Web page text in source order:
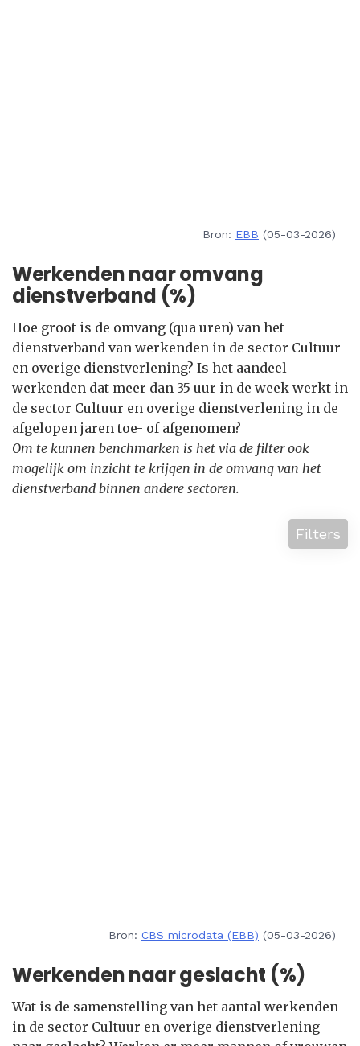
Bron: EBB (05-03-2026)
Werkenden naar omvang
dienstverband (%)
Hoe groot is de omvang (qua uren) van het
dienstverband van werkenden in de sector Cultuur
en overige dienstverlening? Is het aandeel
werkenden dat meer dan 35 uur in de week werkt in
de sector Cultuur en overige dienstverlening in de
afgelopen jaren toe- of afgenomen?
Om te kunnen benchmarken is het via de filter ook
mogelijk om inzicht te krijgen in de omvang van het
dienstverband binnen andere sectoren.
Filters
Bron: CBS microdata (EBB) (05-03-2026)
Werkenden naar geslacht (%)
Wat is de samenstelling van het aantal werkenden
in de sector Cultuur en overige dienstverlening